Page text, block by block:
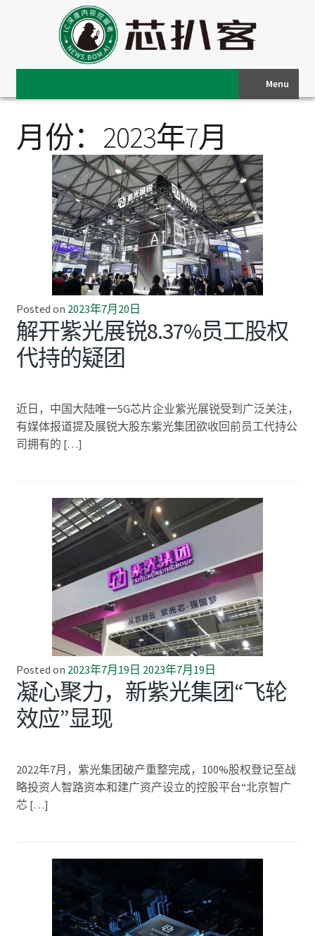
Menu
月份：2023年7月
Posted on 2023年7月20日
解开紫光展锐8.37%员工股权
代持的疑团
近日，中国大陆唯一5G芯片企业紫光展锐受到广泛关注，
有媒体报道提及展锐大股东紫光集团欲收回前员工代持公
司拥有的 […]
Posted on 2023年7月19日 2023年7月19日
凝心聚力，新紫光集团“飞轮
效应”显现
2022年7月，紫光集团破产重整完成，100%股权登记至战
略投资人智路资本和建广资产设立的控股平台“北京智广
芯 […]